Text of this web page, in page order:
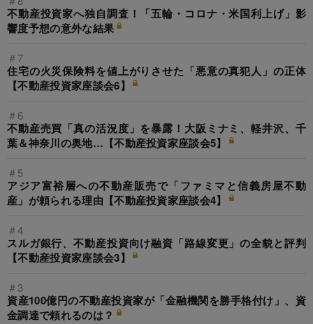
不動産投資家へ独自調査！「五輪・コロナ・米国利上げ」影
響度予想の意外な結果
＃7
住宅の火災保険料を値上がりさせた「悪意の真犯人」の正体
【不動産投資家座談会6】
＃6
不動産売買「真の活況度」を暴露！大阪ミナミ、軽井沢、千
葉＆神奈川の奥地…【不動産投資家座談会5】
＃5
アジア富裕層への不動産販売で「ファミマと信義房屋不動
産」が頼られる理由【不動産投資家座談会4】
＃4
スルガ銀行、不動産投資向け融資「路線変更」の全貌と評判
【不動産投資家座談会3】
＃3
資産100億円の不動産投資家が「金融機関を勝手格付け」、資
金調達で頼れるのは？